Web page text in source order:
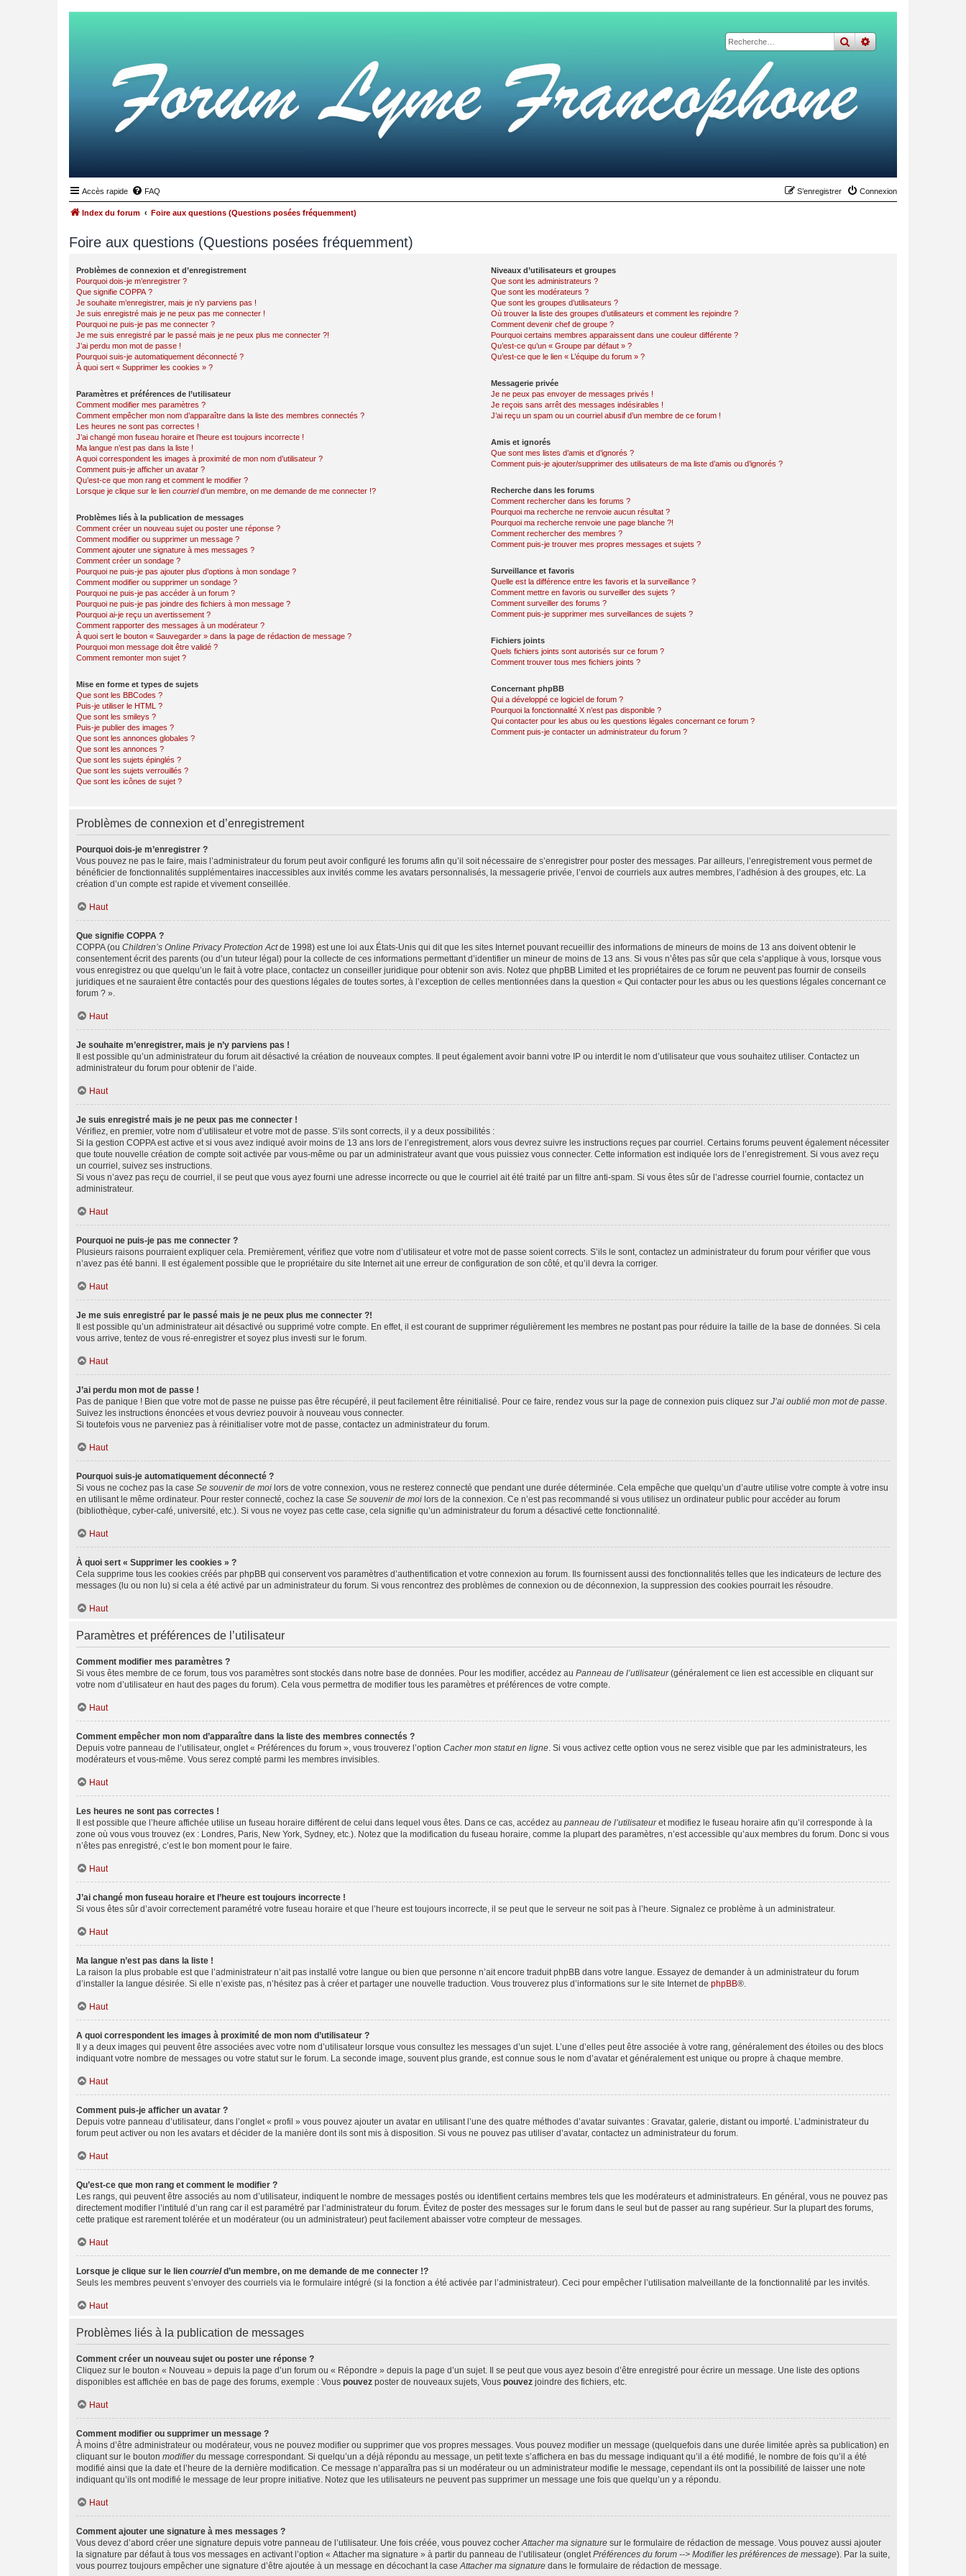
rechercher
recherche
Accès rapide FAQ Connexion
S’enregistrer
Index du forum Foire aux questions (Questions posées fréquemment)
Foire aux questions (Questions posées fréquemment)
Problèmes de connexion et d’enregistrement
Pourquoi dois-je m’enregistrer ?
Que signifie COPPA ?
Je souhaite m’enregistrer, mais je n’y parviens pas !
Je suis enregistré mais je ne peux pas me connecter !
Pourquoi ne puis-je pas me connecter ?
Je me suis enregistré par le passé mais je ne peux plus me connecter ?!
J’ai perdu mon mot de passe !
Pourquoi suis-je automatiquement déconnecté ?
À quoi sert « Supprimer les cookies » ?
Paramètres et préférences de l’utilisateur
Comment modifier mes paramètres ?
Comment empêcher mon nom d’apparaître dans la liste des membres connectés ?
Les heures ne sont pas correctes !
J’ai changé mon fuseau horaire et l’heure est toujours incorrecte !
Ma langue n’est pas dans la liste !
A quoi correspondent les images à proximité de mon nom d’utilisateur ?
Comment puis-je afficher un avatar ?
Qu’est-ce que mon rang et comment le modifier ?
Lorsque je clique sur le lien courrield’un membre, on me demande de me connecter !?
Problèmes liés à la publication de messages
Comment créer un nouveau sujet ou poster une réponse ?
Comment modifier ou supprimer un message ?
Comment ajouter une signature à mes messages ?
Comment créer un sondage ?
Pourquoi ne puis-je pas ajouter plus d’options à mon sondage ?
Comment modifier ou supprimer un sondage ?
Pourquoi ne puis-je pas accéder à un forum ?
Pourquoi ne puis-je pas joindre des fichiers à mon message ?
Pourquoi ai-je reçu un avertissement ?
Comment rapporter des messages à un modérateur ?
À quoi sert le bouton « Sauvegarder » dans la page de rédaction de message ?
Pourquoi mon message doit être validé ?
Comment remonter mon sujet ?
Mise en forme et types de sujets
Que sont les BBCodes ?
Puis-je utiliser le HTML ?
Que sont les smileys ?
Puis-je publier des images ?
Que sont les annonces globales ?
Que sont les annonces ?
Que sont les sujets épinglés ?
Que sont les sujets verrouillés ?
Que sont les icônes de sujet ?
Niveaux d’utilisateurs et groupes
Que sont les administrateurs ?
Que sont les modérateurs ?
Que sont les groupes d’utilisateurs ?
Où trouver la liste des groupes d’utilisateurs et comment les rejoindre ?
Comment devenir chef de groupe ?
Pourquoi certains membres apparaissent dans une couleur différente ?
Qu’est-ce qu’un « Groupe par défaut » ?
Qu’est-ce que le lien « L’équipe du forum » ?
Messagerie privée
Je ne peux pas envoyer de messages privés !
Je reçois sans arrêt des messages indésirables !
J’ai reçu un spam ou un courriel abusif d’un membre de ce forum !
Amis et ignorés
Que sont mes listes d’amis et d’ignorés ?
Comment puis-je ajouter/supprimer des utilisateurs de ma liste d’amis ou d’ignorés ?
Recherche dans les forums
Comment rechercher dans les forums ?
Pourquoi ma recherche ne renvoie aucun résultat ?
Pourquoi ma recherche renvoie une page blanche ?!
Comment rechercher des membres ?
Comment puis-je trouver mes propres messages et sujets ?
Surveillance et favoris
Quelle est la différence entre les favoris et la surveillance ?
Comment mettre en favoris ou surveiller des sujets ?
Comment surveiller des forums ?
Comment puis-je supprimer mes surveillances de sujets ?
Fichiers joints
Quels fichiers joints sont autorisés sur ce forum ?
Comment trouver tous mes fichiers joints ?
Concernant phpBB
Qui a développé ce logiciel de forum ?
Pourquoi la fonctionnalité X n’est pas disponible ?
Qui contacter pour les abus ou les questions légales concernant ce forum ?
Comment puis-je contacter un administrateur du forum ?
Problèmes de connexion et d’enregistrement
Pourquoi dois-je m’enregistrer ?
Vous pouvez ne pas le faire, mais l’administrateur du forum peut avoir configuré les forums afin qu’il soit nécessaire de s’enregistrer pour poster des messages. Par ailleurs, l’enregistrement vous permet de
bénéficier de fonctionnalités supplémentaires inaccessibles aux invités comme les avatars personnalisés, la messagerie privée, l’envoi de courriels aux autres membres, l’adhésion à des groupes, etc. La
création d’un compte est rapide et vivement conseillée.
Haut
Que signifie COPPA ?
COPPA (ou Children’s Online Privacy Protection Actde 1998) est une loi aux États-Unis qui dit que les sites Internet pouvant recueillir des informations de mineurs de moins de 13 ans doivent obtenir le
consentement écrit des parents (ou d’un tuteur légal) pour la collecte de ces informations permettant d’identifier un mineur de moins de 13 ans. Si vous n’êtes pas sûr que cela s’applique à vous, lorsque vous
vous enregistrez ou que quelqu’un le fait à votre place, contactez un conseiller juridique pour obtenir son avis. Notez que phpBB Limited et les propriétaires de ce forum ne peuvent pas fournir de conseils
juridiques et ne sauraient être contactés pour des questions légales de toutes sortes, à l’exception de celles mentionnées dans la question « Qui contacter pour les abus ou les questions légales concernant ce
forum ? ».
Haut
Je souhaite m’enregistrer, mais je n’y parviens pas !
Il est possible qu’un administrateur du forum ait désactivé la création de nouveaux comptes. Il peut également avoir banni votre IP ou interdit le nom d’utilisateur que vous souhaitez utiliser. Contactez un
administrateur du forum pour obtenir de l’aide.
Haut
Je suis enregistré mais je ne peux pas me connecter !
Vérifiez, en premier, votre nom d’utilisateur et votre mot de passe. S’ils sont corrects, il y a deux possibilités :
Si la gestion COPPA est active et si vous avez indiqué avoir moins de 13 ans lors de l’enregistrement, alors vous devrez suivre les instructions reçues par courriel. Certains forums peuvent également nécessiter
que toute nouvelle création de compte soit activée par vous-même ou par un administrateur avant que vous puissiez vous connecter. Cette information est indiquée lors de l’enregistrement. Si vous avez reçu
un courriel, suivez ses instructions.
Si vous n’avez pas reçu de courriel, il se peut que vous ayez fourni une adresse incorrecte ou que le courriel ait été traité par un filtre anti-spam. Si vous êtes sûr de l’adresse courriel fournie, contactez un
administrateur.
Haut
Pourquoi ne puis-je pas me connecter ?
Plusieurs raisons pourraient expliquer cela. Premièrement, vérifiez que votre nom d’utilisateur et votre mot de passe soient corrects. S’ils le sont, contactez un administrateur du forum pour vérifier que vous
n’avez pas été banni. Il est également possible que le propriétaire du site Internet ait une erreur de configuration de son côté, et qu’il devra la corriger.
Haut
Je me suis enregistré par le passé mais je ne peux plus me connecter ?!
Il est possible qu’un administrateur ait désactivé ou supprimé votre compte. En effet, il est courant de supprimer régulièrement les membres ne postant pas pour réduire la taille de la base de données. Si cela
vous arrive, tentez de vous ré-enregistrer et soyez plus investi sur le forum.
Haut
J’ai perdu mon mot de passe !
Pas de panique ! Bien que votre mot de passe ne puisse pas être récupéré, il peut facilement être réinitialisé. Pour ce faire, rendez vous sur la page de connexion puis cliquez sur J’ai oublié mon mot de passe.
Suivez les instructions énoncées et vous devriez pouvoir à nouveau vous connecter.
Si toutefois vous ne parveniez pas à réinitialiser votre mot de passe, contactez un administrateur du forum.
Haut
Pourquoi suis-je automatiquement déconnecté ?
Si vous ne cochez pas la case Se souvenir de moi lors de votre connexion, vous ne resterez connecté que pendant une durée déterminée. Cela empêche que quelqu’un d’autre utilise votre compte à votre insu
en utilisant le même ordinateur. Pour rester connecté, cochez la case Se souvenir de moi lors de la connexion. Ce n’est pas recommandé si vous utilisez un ordinateur public pour accéder au forum
(bibliothèque, cyber-café, université, etc.). Si vous ne voyez pas cette case, cela signifie qu’un administrateur du forum a désactivé cette fonctionnalité.
Haut
À quoi sert « Supprimer les cookies » ?
Cela supprime tous les cookies créés par phpBB qui conservent vos paramètres d’authentification et votre connexion au forum. Ils fournissent aussi des fonctionnalités telles que les indicateurs de lecture des
messages (lu ou non lu) si cela a été activé par un administrateur du forum. Si vous rencontrez des problèmes de connexion ou de déconnexion, la suppression des cookies pourrait les résoudre.
Haut
Paramètres et préférences de l’utilisateur
Comment modifier mes paramètres ?
Si vous êtes membre de ce forum, tous vos paramètres sont stockés dans notre base de données. Pour les modifier, accédez au Panneau de l’utilisateur(généralement ce lien est accessible en cliquant sur
votre nom d’utilisateur en haut des pages du forum). Cela vous permettra de modifier tous les paramètres et préférences de votre compte.
Haut
Comment empêcher mon nom d’apparaître dans la liste des membres connectés ?
Depuis votre panneau de l’utilisateur, onglet « Préférences du forum », vous trouverez l’option Cacher mon statut en ligne. Si vous activez cette option vous ne serez visible que par les administrateurs, les
modérateurs et vous-même. Vous serez compté parmi les membres invisibles.
Haut
Les heures ne sont pas correctes !
Il est possible que l’heure affichée utilise un fuseau horaire différent de celui dans lequel vous êtes. Dans ce cas, accédez au panneau de l’utilisateuret modifiez le fuseau horaire afin qu’il corresponde à la
zone où vous vous trouvez (ex : Londres, Paris, New York, Sydney, etc.). Notez que la modification du fuseau horaire, comme la plupart des paramètres, n’est accessible qu’aux membres du forum. Donc si vous
n’êtes pas enregistré, c’est le bon moment pour le faire.
Haut
J’ai changé mon fuseau horaire et l’heure est toujours incorrecte !
Si vous êtes sûr d’avoir correctement paramétré votre fuseau horaire et que l’heure est toujours incorrecte, il se peut que le serveur ne soit pas à l’heure. Signalez ce problème à un administrateur.
Haut
Ma langue n’est pas dans la liste !
La raison la plus probable est que l’administrateur n’ait pas installé votre langue ou bien que personne n’ait encore traduit phpBB dans votre langue. Essayez de demander à un administrateur du forum
d’installer la langue désirée. Si elle n’existe pas, n’hésitez pas à créer et partager une nouvelle traduction. Vous trouverez plus d’informations sur le site Internet de phpBB®.
Haut
A quoi correspondent les images à proximité de mon nom d’utilisateur ?
Il y a deux images qui peuvent être associées avec votre nom d’utilisateur lorsque vous consultez les messages d’un sujet. L’une d’elles peut être associée à votre rang, généralement des étoiles ou des blocs
indiquant votre nombre de messages ou votre statut sur le forum. La seconde image, souvent plus grande, est connue sous le nom d’avatar et généralement est unique ou propre à chaque membre.
Haut
Comment puis-je afficher un avatar ?
Depuis votre panneau d’utilisateur, dans l’onglet « profil » vous pouvez ajouter un avatar en utilisant l’une des quatre méthodes d’avatar suivantes : Gravatar, galerie, distant ou importé. L’administrateur du
forum peut activer ou non les avatars et décider de la manière dont ils sont mis à disposition. Si vous ne pouvez pas utiliser d’avatar, contactez un administrateur du forum.
Haut
Qu’est-ce que mon rang et comment le modifier ?
Les rangs, qui peuvent être associés au nom d’utilisateur, indiquent le nombre de messages postés ou identifient certains membres tels que les modérateurs et administrateurs. En général, vous ne pouvez pas
directement modifier l’intitulé d’un rang car il est paramétré par l’administrateur du forum. Évitez de poster des messages sur le forum dans le seul but de passer au rang supérieur. Sur la plupart des forums,
cette pratique est rarement tolérée et un modérateur (ou un administrateur) peut facilement abaisser votre compteur de messages.
Haut
Lorsque je clique sur le lien courrield’un membre, on me demande de me connecter !?
Seuls les membres peuvent s’envoyer des courriels via le formulaire intégré (si la fonction a été activée par l’administrateur). Ceci pour empêcher l’utilisation malveillante de la fonctionnalité par les invités.
Haut
Problèmes liés à la publication de messages
Comment créer un nouveau sujet ou poster une réponse ?
Cliquez sur le bouton « Nouveau » depuis la page d’un forum ou « Répondre » depuis la page d’un sujet. Il se peut que vous ayez besoin d’être enregistré pour écrire un message. Une liste des options
disponibles est affichée en bas de page des forums, exemple : Vous pouvez poster de nouveaux sujets, Vous pouvez joindre des fichiers, etc.
Haut
Comment modifier ou supprimer un message ?
À moins d’être administrateur ou modérateur, vous ne pouvez modifier ou supprimer que vos propres messages. Vous pouvez modifier un message (quelquefois dans une durée limitée après sa publication) en
cliquant sur le bouton modifierdu message correspondant. Si quelqu’un a déjà répondu au message, un petit texte s’affichera en bas du message indiquant qu’il a été modifié, le nombre de fois qu’il a été
modifié ainsi que la date et l’heure de la dernière modification. Ce message n’apparaîtra pas si un modérateur ou un administrateur modifie le message, cependant ils ont la possibilité de laisser une note
indiquant qu’ils ont modifié le message de leur propre initiative. Notez que les utilisateurs ne peuvent pas supprimer un message une fois que quelqu’un y a répondu.
Haut
Comment ajouter une signature à mes messages ?
Vous devez d’abord créer une signature depuis votre panneau de l’utilisateur. Une fois créée, vous pouvez cocherAttacher ma signature sur le formulaire de rédaction de message. Vous pouvez aussi ajouter
la signature par défaut à tous vos messages en activant l’option « Attacher ma signature » à partir du panneau de l’utilisateur (ongletPréférences du forum --> Modifier les préférences de message). Par la suite,
vous pourrez toujours empêcher une signature d’être ajoutée à un message en décochant la caseAttacher ma signature dans le formulaire de rédaction de message.